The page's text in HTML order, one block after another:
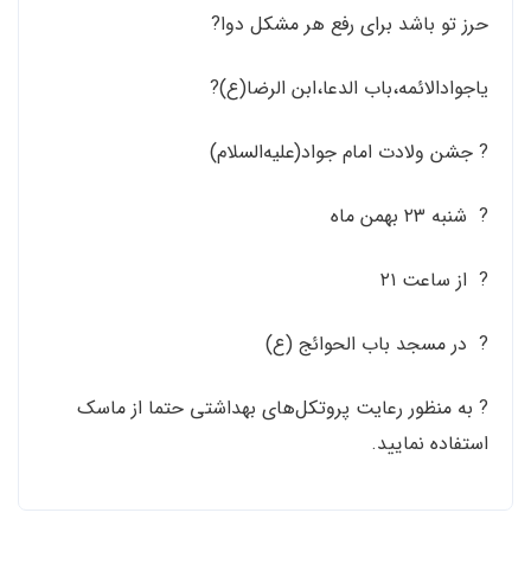
حرز تو باشد برای رفع هر مشکل دوا?
یاجوادالائمه،باب الدعا،ابن الرضا(ع)?
? جشن ولادت امام جواد(علیه‌السلام)
? ‌ شنبه ۲۳ بهمن ماه
? از ساعت ۲۱
? در مسجد باب‌ الحوائج (ع)
? به منظور رعایت پروتکل‌های بهداشتی حتما از ماسک
استفاده نمایید.